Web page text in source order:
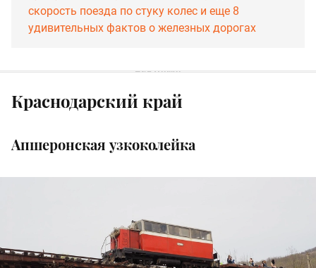
скорость поезда по стуку колес и еще 8
удивительных фактов о железных дорогах
Краснодарский край
Апшеронская узкоколейка